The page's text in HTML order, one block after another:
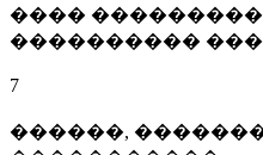
����
����������
7
������,